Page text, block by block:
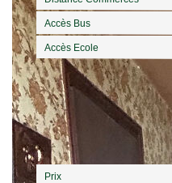
Accès Bus
Accès Ecole
Aspects financiers
Prix